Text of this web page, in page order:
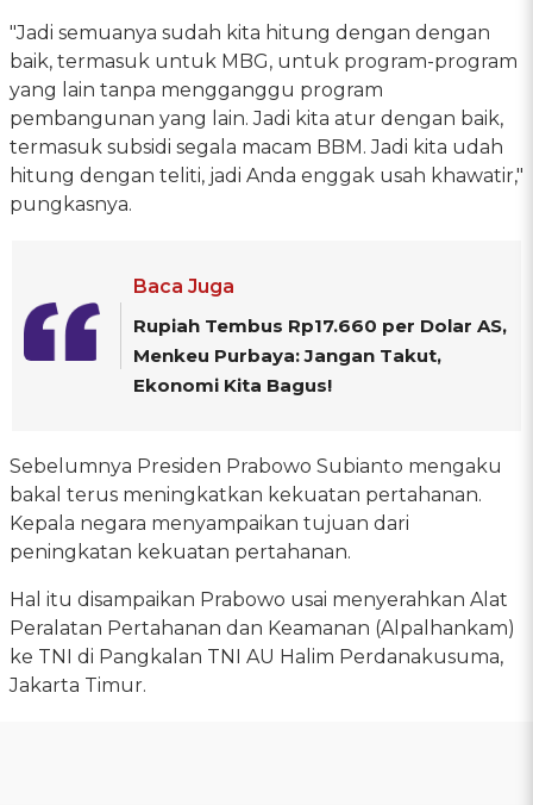
"Jadi semuanya sudah kita hitung dengan dengan
baik, termasuk untuk MBG, untuk program-program
yang lain tanpa mengganggu program
pembangunan yang lain. Jadi kita atur dengan baik,
termasuk subsidi segala macam BBM. Jadi kita udah
hitung dengan teliti, jadi Anda enggak usah khawatir,"
pungkasnya.
Baca Juga
Rupiah Tembus Rp17.660 per Dolar AS,
Menkeu Purbaya: Jangan Takut,
Ekonomi Kita Bagus!
Sebelumnya Presiden Prabowo Subianto mengaku
bakal terus meningkatkan kekuatan pertahanan.
Kepala negara menyampaikan tujuan dari
peningkatan kekuatan pertahanan.
Hal itu disampaikan Prabowo usai menyerahkan Alat
Peralatan Pertahanan dan Keamanan (Alpalhankam)
ke TNI di Pangkalan TNI AU Halim Perdanakusuma,
Jakarta Timur.